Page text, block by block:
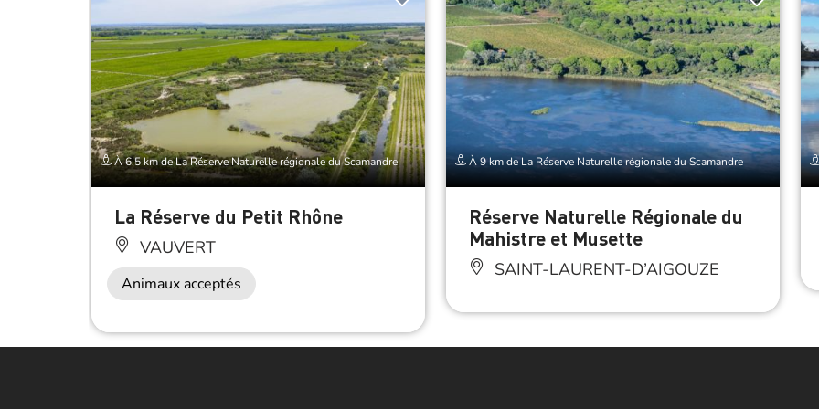
À 6.5 km de La Réserve Naturelle régionale du Scamandre
La Réserve du Petit Rhône
VAUVERT
Animaux acceptés
À 9 km de La Réserve Naturelle régionale du Scamandre
Réserve Naturelle Régionale du
Mahistre et Musette
SAINT-LAURENT-D’AIGOUZE